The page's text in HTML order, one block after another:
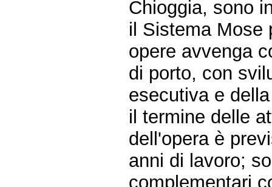
Chioggia, sono
il Sistema Mose
opere avvenga
di porto, con
esecutiva e
il termine delle
dell'opera è
anni di lavoro;
complementari